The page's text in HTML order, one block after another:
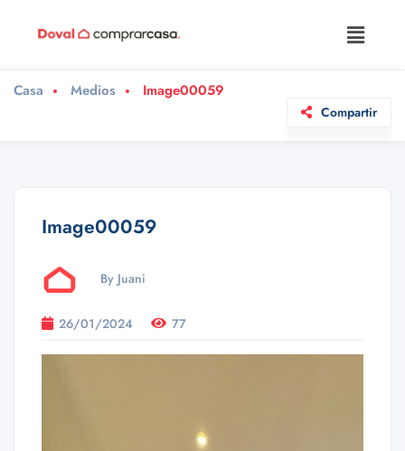
Casa Medios Image00059
Compartir
Image00059
By Juani
26/01/2024 77